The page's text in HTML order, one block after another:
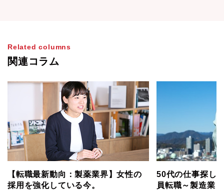
Related columns
関連コラム
【転職最新動向：製薬業界】女性の
採用を強化している今。
50代の仕事探し
員転職～製造業